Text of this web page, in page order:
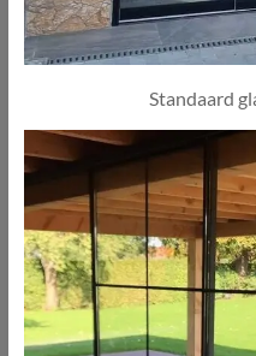
Standaard